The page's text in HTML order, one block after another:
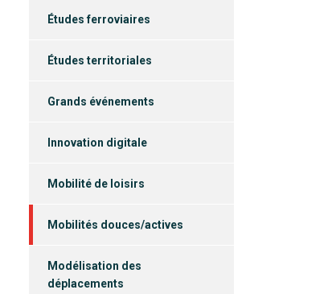
Études ferroviaires
Études territoriales
Grands événements
Innovation digitale
Mobilité de loisirs
Mobilités douces/actives
Modélisation des
déplacements